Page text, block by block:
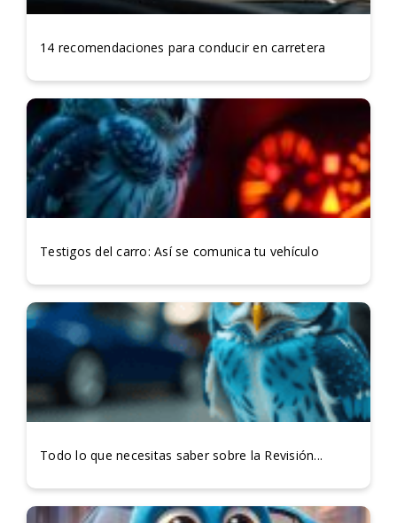
14 recomendaciones para conducir en carretera
Testigos del carro: Así se comunica tu vehículo
Todo lo que necesitas saber sobre la Revisión...